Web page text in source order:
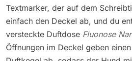
Textmarker, der auf dem
einfach den Deckel ab, und du
versteckte Duftdose Fluonose
Öffnungen im Deckel geben